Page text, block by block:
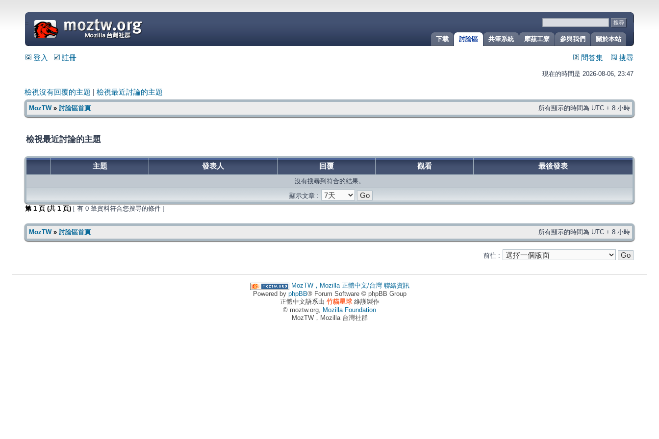
關於本站
參與我們
摩茲工寮
共筆系統
討論區
下載
=
登入 註冊 問答集 搜尋
現在的時間是 2026-08-06, 23:47
檢視沒有回覆的主題 檢視最近討論的主題
MozTW» 討論區首頁 所有顯示的時間為 UTC + 8 小時
檢視最近討論的主題
主題 發表人 回覆 觀看 最後發表
沒有搜尋到符合的結果。
顯示文章 :
第 1 頁 (共 1 頁) [ 有 0 筆資料符合您搜尋的條件 ]
MozTW» 討論區首頁 所有顯示的時間為 UTC + 8 小時
前往 :
MozTW，Mozilla 正體中文/台灣 聯絡資訊
Powered by phpBB® Forum Software © phpBB Group
正體中文語系由 竹貓星球維護製作
© moztw.org, Mozilla Foundation
MozTW，Mozilla 台灣社群